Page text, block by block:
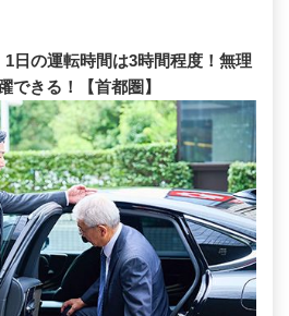
日の運転時間は3時間程度！無理
できる！【首都圏】